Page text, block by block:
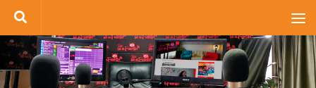
Saltar al contenido